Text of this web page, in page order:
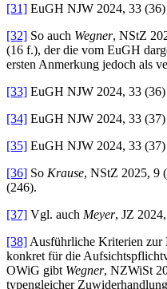
[31] EuGH NJW 2024, 33
[32] So auch Wegner, NStZ
(16 f.), der die vom EuGH
ersten Anmerkung jedoch als
[33] EuGH NJW 2024, 33
[34] EuGH NJW 2024, 33
[35] EuGH NJW 2024, 33
[36] So Krause, NStZ 2025, 9
(246).
[37] Vgl. auch Meyer, JZ
[38] Ausführliche Kriterien zur
konkret für die
OWiG gibt Wegner, NZWiSt
typengleicher